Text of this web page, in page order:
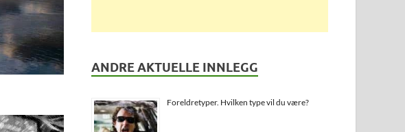
ANDRE AKTUELLE INNLEGG
Foreldretyper. Hvilken type vil du være?